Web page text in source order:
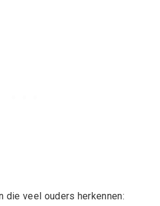
die veel ouders herkennen: